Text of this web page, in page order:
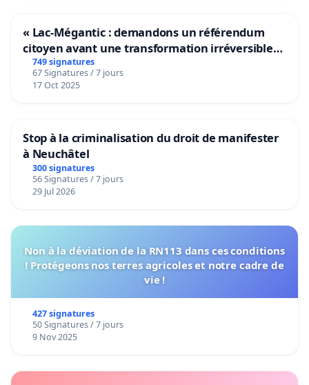
« Lac-Mégantic : demandons un référendum
citoyen avant une transformation irréversible
de notre territoire »
749 signatures
67 Signatures / 7 jours
17 Oct 2025
Stop à la criminalisation du droit de manifester
à Neuchâtel
300 signatures
56 Signatures / 7 jours
29 Jul 2026
Non à la déviation de la RN113 dans ces conditions
! Protégeons nos terres agricoles et notre cadre de
vie !
427 signatures
50 Signatures / 7 jours
9 Nov 2025